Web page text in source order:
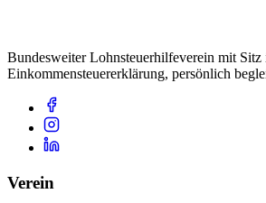
Bundesweiter Lohnsteuerhilfeverein mit
Einkommensteuererklärung, persönlich
Verein